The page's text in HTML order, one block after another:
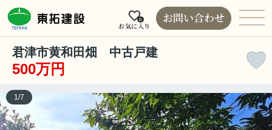
お気に入り
0 お問い合わせ
君津市黄和田畑 中古戸建
500万円
1/7